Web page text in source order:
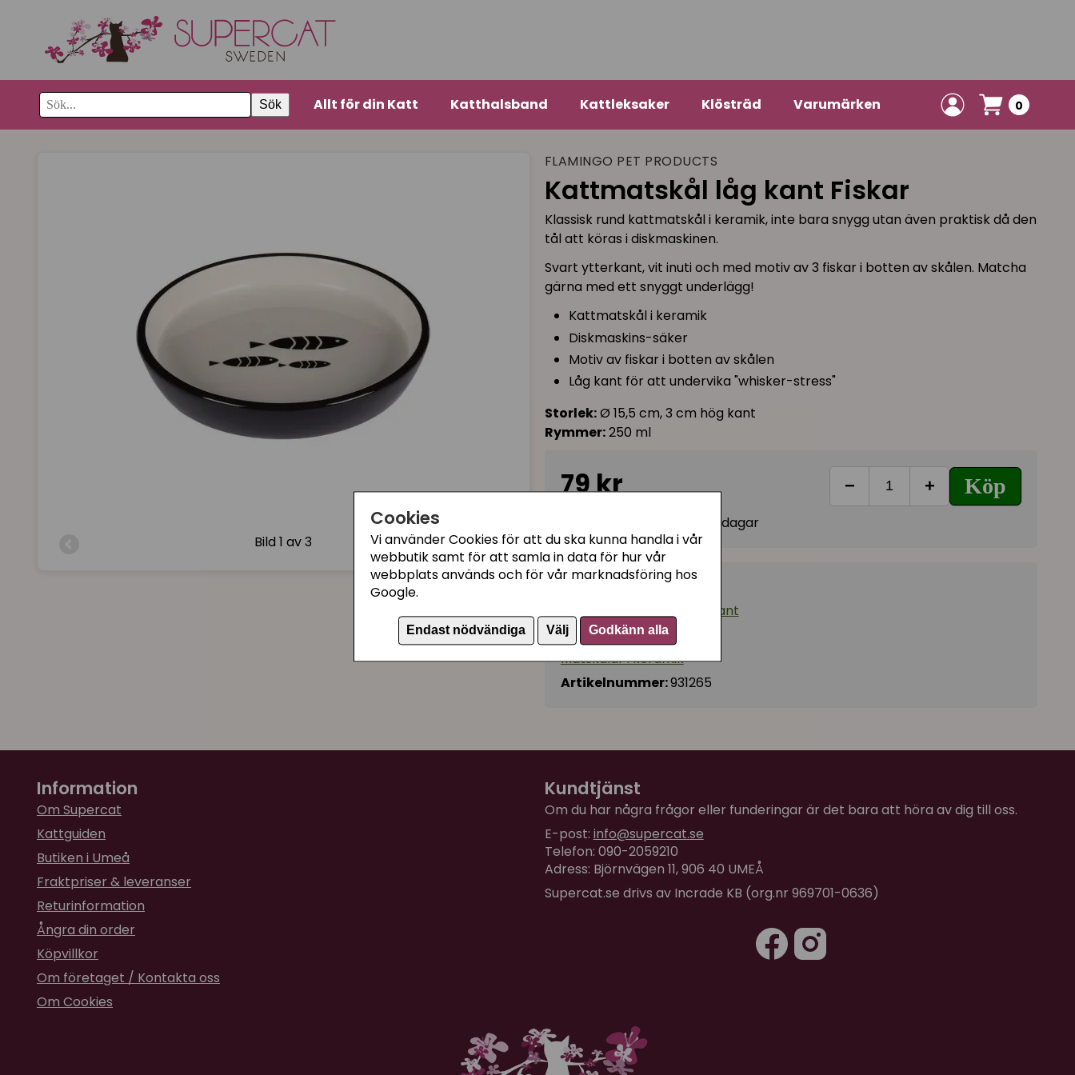
Cookies
Vi använder Cookies för att du ska kunna handla i vår
webbutik samt för att samla in data för hur vår
webbplats används och för vår marknadsföring hos
Google.
Endast nödvändiga Välj Godkänn alla
Sök Allt för din Katt Katthalsband Kattleksaker Klösträd Varumärken 0
Bild1 av 3
FLAMINGO PET PRODUCTS
Kattmatskål låg kant Fiskar
Klassisk rund kattmatskål i keramik, inte bara snygg utan även praktisk då den
tål att köras i diskmaskinen.
Svart ytterkant, vit inuti och med motiv av 3 fiskar i botten av skålen. Matcha
gärna med ett snyggt underlägg!
Kattmatskål i keramik
Diskmaskins-säker
Motiv av fiskar i botten av skålen
Låg kant för att undervika "whisker-stress"
Storlek:Ø 15,5 cm, 3 cm hög kant
Rymmer:250 ml
79 kr − + Köp
I lager, leveranstid 1-3 vardagar
Kattmatskålar med låg kant
Matskålar
Matskålar i keramik
Artikelnummer:931265
Information
Om Supercat
Kattguiden
Butiken i Umeå
Fraktpriser & leveranser
Returinformation
Ångra din order
Köpvillkor
Om företaget / Kontakta oss
Om Cookies
Kundtjänst
Om du har några frågor eller funderingar är det bara att höra av dig till oss.
E-post: info@supercat.se
Telefon: 090-2059210
Adress: Björnvägen 11, 906 40 UMEÅ
Supercat.se drivs av Incrade KB (org.nr 969701-0636)